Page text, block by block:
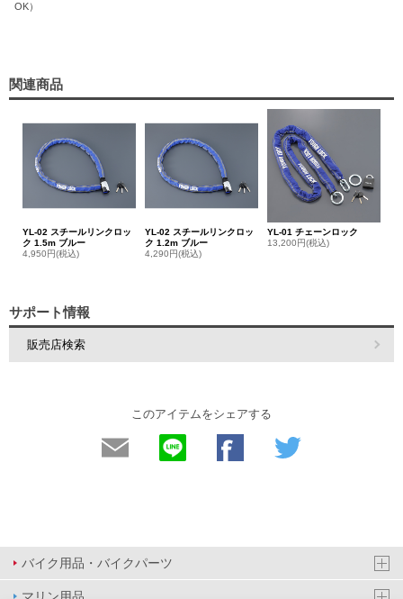
OK）
関連商品
YL-02 スチールリンクロッ
ク 1.5m ブルー
4,950円(税込)
YL-02 スチールリンクロッ
ク 1.2m ブルー
4,290円(税込)
YL-01 チェーンロック
13,200円(税込)
サポート情報
販売店検索
このアイテムをシェアする
バイク用品・バイクパーツ